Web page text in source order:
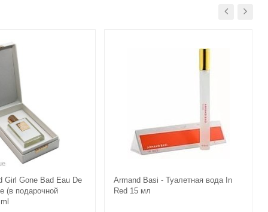
Girl Gone Bаd Eau De
(в подарочной
Armand Basi - Туалетная вода In
Red 15 мл